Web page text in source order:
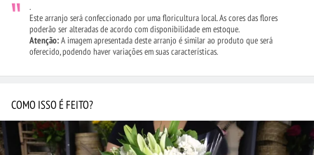
.
Este arranjo será confeccionado por uma floricultura local. As cores das flores
poderão ser alteradas de acordo com disponibilidade em estoque.
Atenção:A imagem apresentada deste arranjo é similar ao produto que será
oferecido, podendo haver variações em suas características.
COMO ISSO É FEITO?